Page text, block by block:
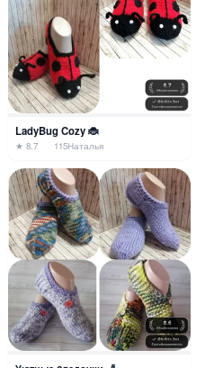
LadyBug Cozy 🐞
★ 8.7 115Наталья